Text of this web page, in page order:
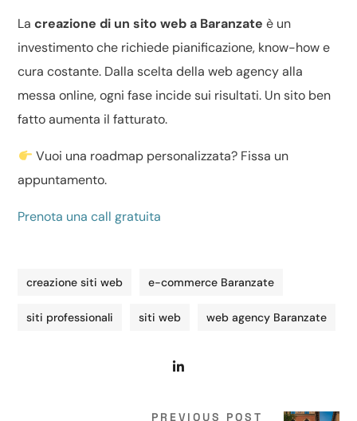
Lacreazione di un sito web a Baranzate è un
investimento che richiede pianificazione, know-how e
cura costante. Dalla scelta della web agency alla
messa online, ogni fase incide sui risultati. Un sito ben
fatto aumenta il fatturato.
Vuoi una roadmap personalizzata? Fissa un
appuntamento.
Prenota una call gratuita
creazione siti web e-commerce Baranzate
siti professionali siti web web agency Baranzate
PREVIOUS POST